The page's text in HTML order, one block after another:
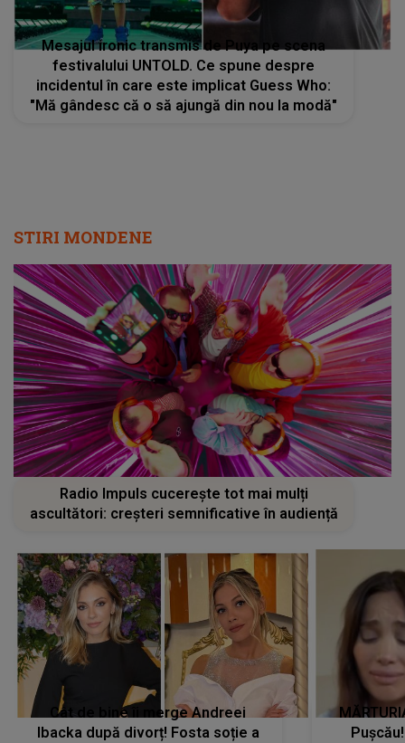
Mesajul ironic transmis de Puya pe scena
festivalului UNTOLD. Ce spune despre
incidentul în care este implicat Guess Who:
"Mă gândesc că o să ajungă din nou la modă"
STIRI MONDENE
Radio Impuls cucerește tot mai mulți
ascultători: creșteri semnificative în audiență
Cât de bine îi merge Andreei
Ibacka după divorț! Fosta soție a